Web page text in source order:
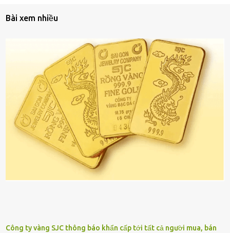
Bài xem nhiều
Công ty vàng SJC thông báo khẩn cấp tới tất cả người mua, bán